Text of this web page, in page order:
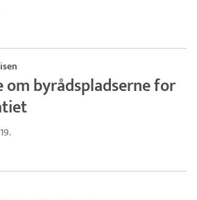
byrådspladserne for